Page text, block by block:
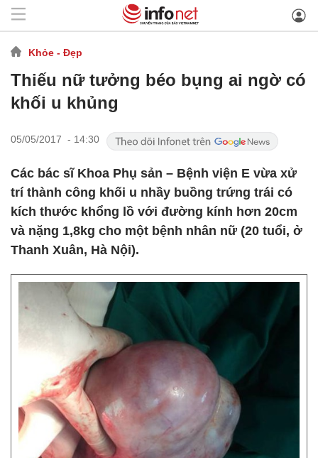
Khỏe - Đẹp
Thiếu nữ tưởng béo bụng ai ngờ có
khối u khủng
05/05/2017 - 14:30
Các bác sĩ Khoa Phụ sản – Bệnh viện E vừa xử
trí thành công khối u nhầy buồng trứng trái có
kích thước khổng lồ với đường kính hơn 20cm
và nặng 1,8kg cho một bệnh nhân nữ (20 tuổi, ở
Thanh Xuân, Hà Nội).